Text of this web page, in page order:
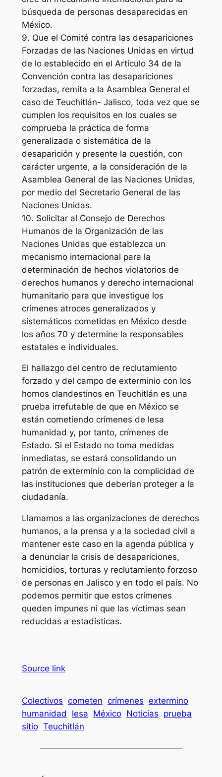
búsqueda de personas desaparecidas en
México.
9. Que el Comité contra las desapariciones
Forzadas de las Naciones Unidas en virtud
de lo establecido en el Artículo 34 de la
Convención contra las desapariciones
forzadas, remita a la Asamblea General el
caso de Teuchitlán- Jalisco, toda vez que se
cumplen los requisitos en los cuales se
comprueba la práctica de forma
generalizada o sistemática de la
desaparición y presente la cuestión, con
carácter urgente, a la consideración de la
Asamblea General de las Naciones Unidas,
por medio del Secretario General de las
Naciones Unidas.
10. Solicitar al Consejo de Derechos
Humanos de la Organización de las
Naciones Unidas que establezca un
mecanismo internacional para la
determinación de hechos violatorios de
derechos humanos y derecho internacional
humanitario para que investigue los
crímenes atroces generalizados y
sistemáticos cometidas en México desde
los años 70 y determine la responsables
estatales e individuales.
El hallazgo del centro de reclutamiento
forzado y del campo de exterminio con los
hornos clandestinos en Teuchitlán es una
prueba irrefutable de que en México se
están cometiendo crímenes de lesa
humanidad y, por tanto, crímenes de
Estado. Si el Estado no toma medidas
inmediatas, se estará consolidando un
patrón de exterminio con la complicidad de
las instituciones que deberían proteger a la
ciudadanía.
Llamamos a las organizaciones de derechos
humanos, a la prensa y a la sociedad civil a
mantener este caso en la agenda pública y
a denunciar la crisis de desapariciones,
homicidios, torturas y reclutamiento forzoso
de personas en Jalisco y en todo el país. No
podemos permitir que estos crímenes
queden impunes ni que las víctimas sean
reducidas a estadísticas.
Source link
Colectivos cometen crímenes extermino
humanidad
lesa México Noticias prueba
sitio Teuchitlán